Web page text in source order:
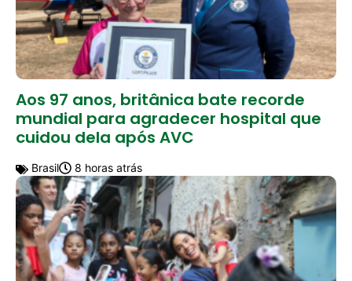
Aos 97 anos, britânica bate recorde
mundial para agradecer hospital que
cuidou dela após AVC
Brasil 8 horas atrás